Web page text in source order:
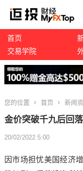
首页
交易学院
您的位置 首页 新闻
金价突破千九后回
20/02/2022 5:00
因市场担忧美国经济